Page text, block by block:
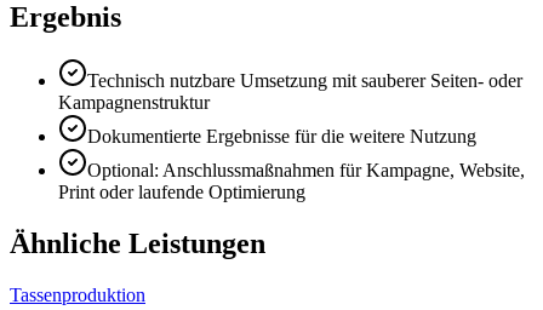
Ergebnis
Technisch nutzbare Umsetzung mit sauberer Seiten- oder
Kampagnenstruktur
Dokumentierte Ergebnisse für die weitere Nutzung
Optional: Anschlussmaßnahmen für Kampagne, Website,
Print oder laufende Optimierung
Ähnliche Leistungen
Tassenproduktion